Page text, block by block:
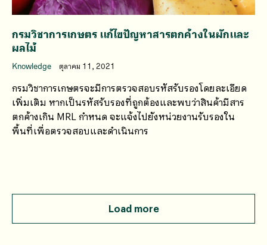
กรมวิชาการเกษตร แก้ไขปัญหาสารตกค้างในผักและ
ผลไม้
Knowledge ตุลาคม 11, 2021
กรมวิชาการเกษตรจะมีการตรวจสอบรหัสรับรองโดยละเอียด
เพิ่มเติม หากเป็นรหัสรับรองที่ถูกต้องและพบว่าสินค้ามีสาร
ตกค้างเกิน MRL กำหนด จะแจ้งไปยังหน่วยงานรับรองใน
พื้นที่เพื่อตรวจสอบและดำเนินการ
Load more